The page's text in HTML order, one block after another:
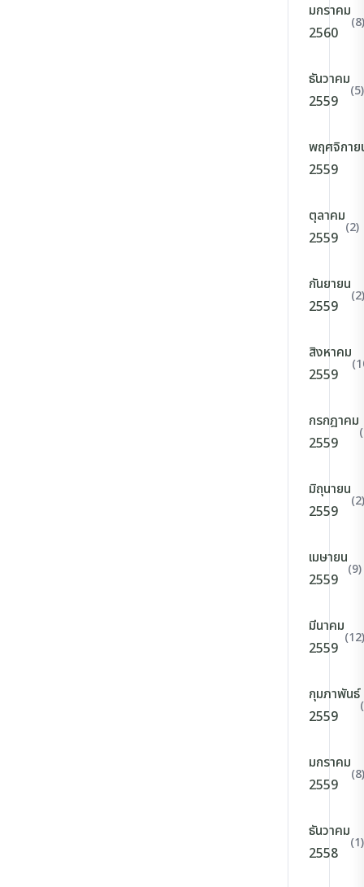
มกราคม
2560
(8)
ธันวาคม
2559
(5)
พฤศจิกาย
2559
ตุลาคม
2559
(2)
กันยายน
2559
(2)
สิงหาคม
2559
กรกฎาคม
2559
มิถุนายน
2559
(2)
เมษายน
2559
(9)
มีนาคม
2559
(12)
กุมภาพันธ์
2559
มกราคม
2559
(8)
ธันวาคม
2558
(1)